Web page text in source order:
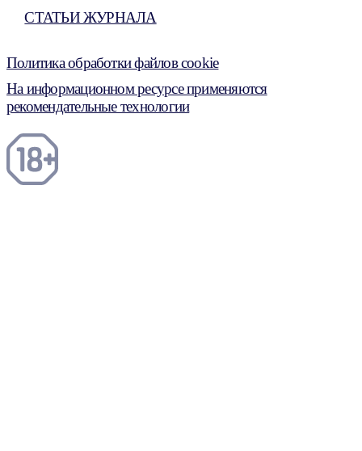
СТАТЬИ ЖУРНАЛА
Политика обработки файлов cookie
На информационном ресурсе применяются
рекомендательные технологии